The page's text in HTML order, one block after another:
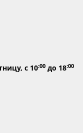
с 10:00 до 18:00